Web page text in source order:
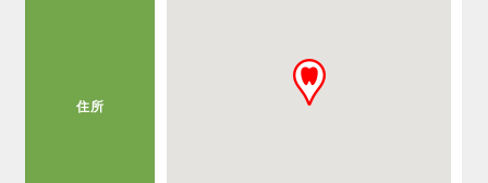
住所